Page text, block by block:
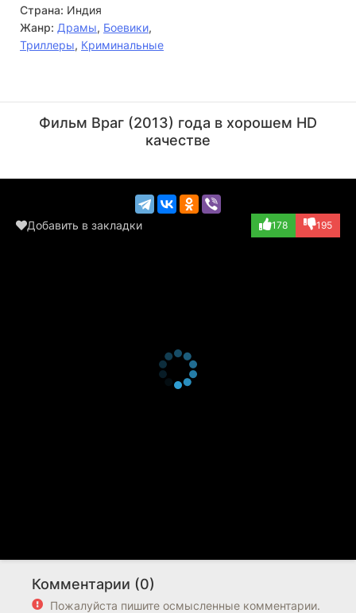
Страна: Индия
Жанр: Драмы, Боевики,
Триллеры, Криминальные
(CBI Officer Yug...)
(Eric Collaco (в...)
Фильм Враг (2013) года в хорошем HD
качестве
Добавить в закладки 178 195
Комментарии (0)
Пожалуйста пишите осмысленные комментарии.